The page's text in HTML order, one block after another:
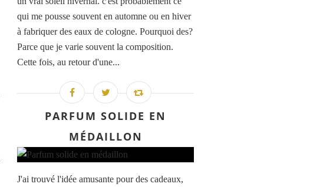
qui me pousse souvent en automne ou en hiver
à fabriquer des eaux de cologne. Pourquoi des?
Parce que je varie souvent la composition.
Cette fois, au retour d'une...
PARFUM SOLIDE EN
MÉDAILLON
J'ai trouvé l'idée amusante pour des cadeaux,